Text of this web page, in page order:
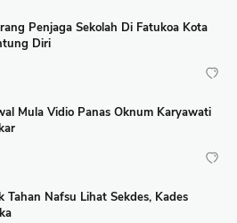
Penjaga Sekolah Di Fatukoa Kota
Diri
Mula Vidio Panas Oknum Karyawati
Tahan Nafsu Lihat Sekdes, Kades